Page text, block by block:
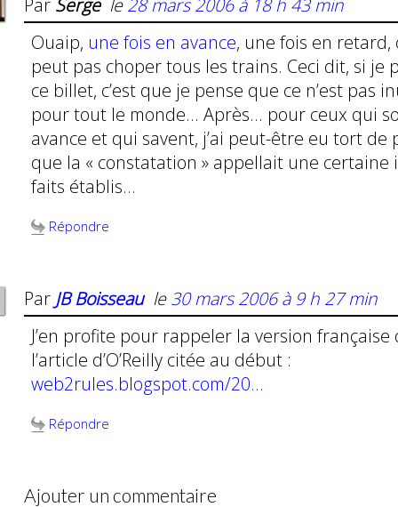
Ouaip, une fois en avance, une fois en retard,
peut pas choper tous les trains. Ceci dit, si je
ce billet, c’est que je pense que ce n’est pas
pour tout le monde… Après… pour ceux qui
avance et qui savent, j’ai peut-être eu tort de
que la « constatation » appellait une certaine
faits établis…
Répondre
Par JB Boisseau le30 mars 2006 à 9 h 27 min
J’en profite pour rappeler la version française
l’article d’O’Reilly citée au début :
web2rules.blogspot.com/20…
Répondre
Ajouter un commentaire